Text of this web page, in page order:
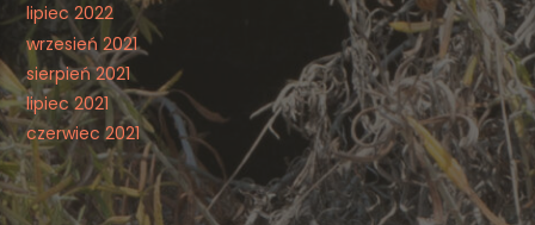
lipiec 2022
wrzesień 2021
sierpień 2021
lipiec 2021
czerwiec 2021